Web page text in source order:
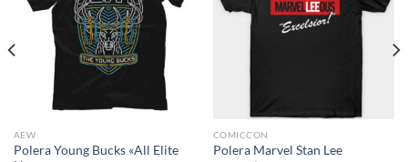
AEW
Polera Young Bucks «All Elite
COMICCON
Polera Marvel Stan Lee